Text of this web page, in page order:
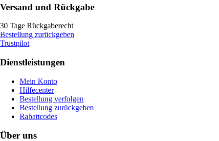
Versand und Rückgabe
30 Tage Rückgaberecht
Bestellung zurückgeben
Trustpilot
Dienstleistungen
Mein Konto
Hilfecenter
Bestellung verfolgen
Bestellung zurückgeben
Rabattcodes
Über uns